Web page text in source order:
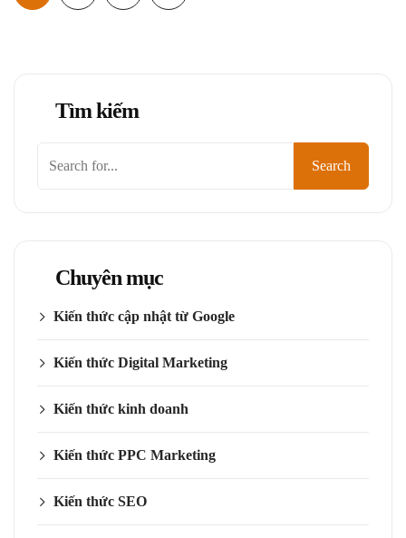
Tìm kiếm
Search
Chuyên mục
Kiến thức cập nhật từ Google
Kiến thức Digital Marketing
Kiến thức kinh doanh
Kiến thức PPC Marketing
Kiến thức SEO